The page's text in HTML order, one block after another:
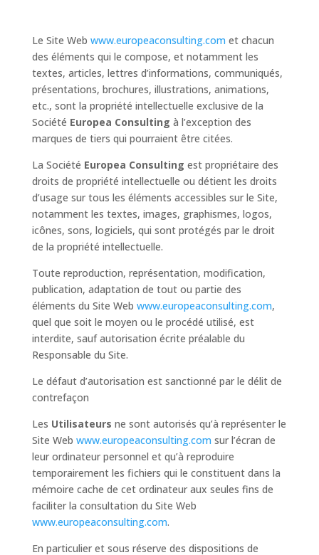
Le Site Web www.europeaconsulting.com et chacun
des éléments qui le compose, et notamment les
textes, articles, lettres d’informations, communiqués,
présentations, brochures, illustrations, animations,
etc., sont la propriété intellectuelle exclusive de la
Société Europea Consulting à l’exception des
marques de tiers qui pourraient être citées.
La Société Europea Consulting est propriétaire des
droits de propriété intellectuelle ou détient les droits
d’usage sur tous les éléments accessibles sur le Site,
notamment les textes, images, graphismes, logos,
icônes, sons, logiciels, qui sont protégés par le droit
de la propriété intellectuelle.
Toute reproduction, représentation, modification,
publication, adaptation de tout ou partie des
éléments du Site Web www.europeaconsulting.com,
quel que soit le moyen ou le procédé utilisé, est
interdite, sauf autorisation écrite préalable du
Responsable du Site.
Le défaut d’autorisation est sanctionné par le délit de
contrefaçon
Les Utilisateurs ne sont autorisés qu’à représenter le
Site Web www.europeaconsulting.com sur l’écran de
leur ordinateur personnel et qu’à reproduire
temporairement les fichiers qui le constituent dans la
mémoire cache de cet ordinateur aux seules fins de
faciliter la consultation du Site Web
www.europeaconsulting.com.
En particulier et sous réserve des dispositions de